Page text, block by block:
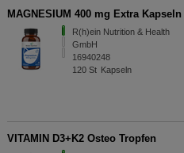
MAGNESIUM 400 mg Extra Kapseln
R(h)ein Nutrition & Health
GmbH
16940248
120 St Kapseln
VITAMIN D3+K2 Osteo Tropfen